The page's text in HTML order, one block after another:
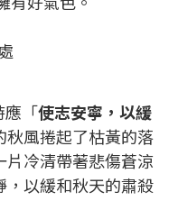
應「使志安寧，以緩
秋風捲起了枯黃的落
片冷清帶著悲傷蒼涼
，以緩和秋天的肅殺